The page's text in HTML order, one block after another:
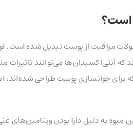
است؟
مراقبت از پوست تبدیل شده است.
آنتی‌اکسیدان‌ها می‌توانند تاثیرات
برای جوانسازی پوست طراحی شده‌اند،
میوه به دلیل دارا بودن ویتامین‌های